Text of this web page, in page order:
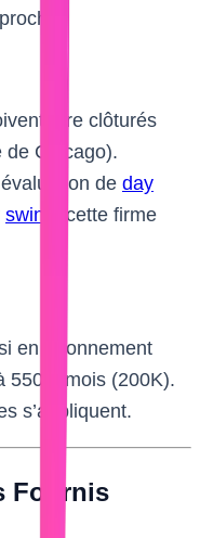
être clôturés
de Chicago).
de day
swing
, cette firme
en abonnement
550 $/mois (200K).
s’appliquent.
Fournis